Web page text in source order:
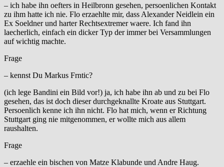
– ich habe ihn oefters in Heilbronn gesehen, persoenlichen Kontakt
zu ihm hatte ich nie. Flo erzaehlte mir, dass Alexander Neidlein ein
Ex Soeldner und harter Rechtsextremer waere. Ich fand ihn
laecherlich, einfach ein dicker Typ der immer bei Versammlungen
auf wichtig machte.
Frage
– kennst Du Markus Frntic?
(ich lege Bandini ein Bild vor!) ja, ich habe ihn ab und zu bei Flo
gesehen, das ist doch dieser durchgeknallte Kroate aus Stuttgart.
Persoenlich kenne ich ihn nicht. Flo hat mich, wenn er Richtung
Stuttgart ging nie mitgenommen, er wollte mich aus allem
raushalten.
Frage
– erzaehle ein bischen von Matze Klabunde und Andre Haug.